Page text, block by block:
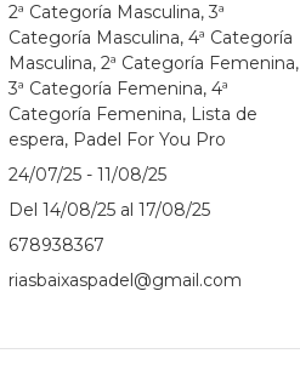
2ª Categoría Masculina, 3ª
Categoría Masculina, 4ª Categoría
Masculina, 2ª Categoría Femenina,
3ª Categoría Femenina, 4ª
Categoría Femenina, Lista de
espera, Padel For You Pro
24/07/25 - 11/08/25
Del 14/08/25 al 17/08/25
678938367
riasbaixaspadel@gmail.com